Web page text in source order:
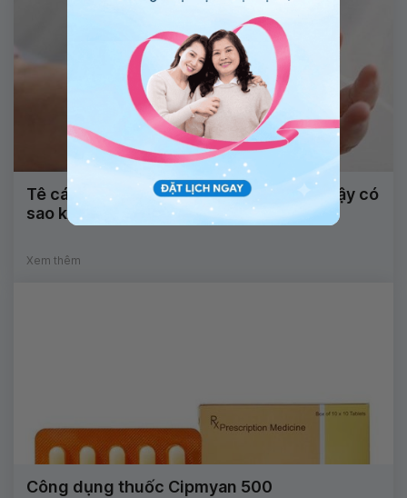
Tê cánh tay kèm đau gót chân khi ngủ dậy có
sao không?
Xem thêm
Công dụng thuốc Cipmyan 500